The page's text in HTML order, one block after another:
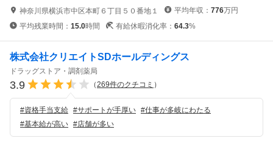
神奈川県横浜市中区本町６丁目５０番地１ 平均年収： 776万円
平均残業時間： 15.0時間 有給休暇消化率： 64.3%
株式会社クリエイトSDホールディングス
ドラッグストア・調剤薬局
3.9 （269件のクチコミ ）
#資格手当支給 #サポートが手厚い #仕事が多岐にわたる
#基本給が高い #店舗が多い